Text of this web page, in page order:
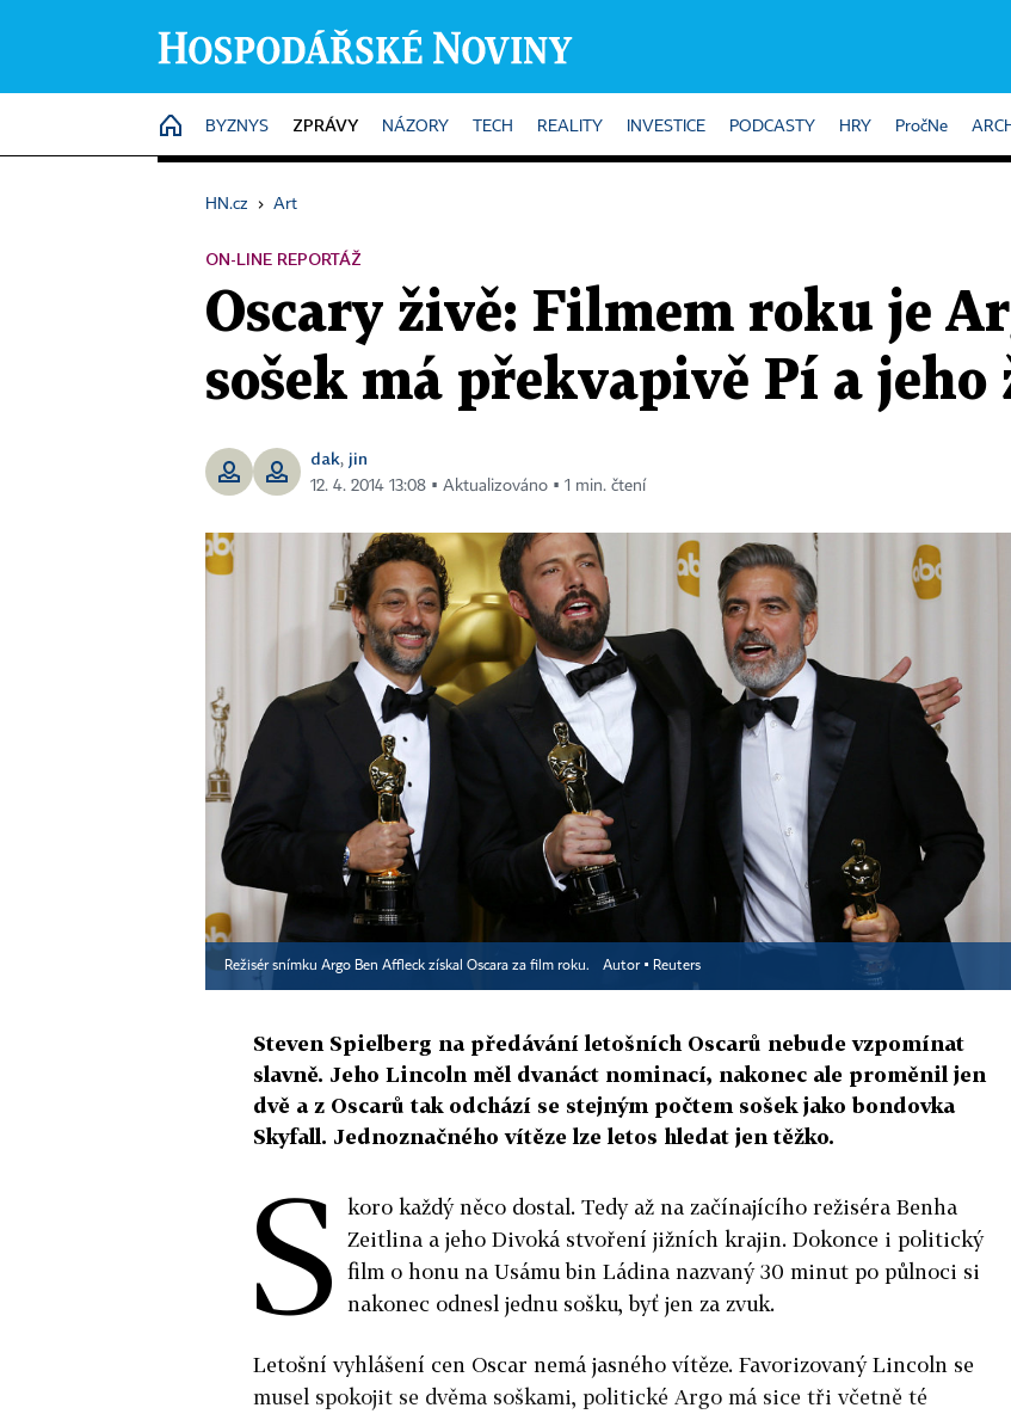
HOME
BYZNYS ZPRÁVY NÁZORY TECH REALITY INVESTICE PODCASTY HRY PročNe
HN.cz › Art
ON-LINE REPORTÁŽ
Oscary živě: Filmem roku je
sošek má překvapivě Pí a jeho
dak, jin
12. 4. 2014 13:08 ▪ Aktualizováno ▪ 1 min. čtení
Režisér snímku Argo Ben Affleck získal Oscara za film roku. Autor ▪ Reuters
Steven Spielberg na předávání letošních Oscarů nebude vzpomínat
slavně. Jeho Lincoln měl dvanáct nominací, nakonec ale proměnil jen
dvě a z Oscarů tak odchází se stejným počtem sošek jako bondovka
Skyfall. Jednoznačného vítěze lze letos hledat jen těžko.
S
koro každý něco dostal. Tedy až na začínajícího režiséra Benha
Zeitlina a jeho Divoká stvoření jižních krajin. Dokonce i politický
film o honu na Usámu bin Ládina nazvaný 30 minut po půlnoci si
nakonec odnesl jednu sošku, byť jen za zvuk.
Letošní vyhlášení cen Oscar nemá jasného vítěze. Favorizovaný Lincoln se
musel spokojit se dvěma soškami, politické Argo má sice tři včetně té